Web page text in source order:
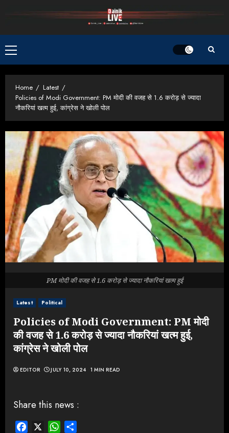
Primary
Menu
Home
Latest
Policies of Modi Government: PM मोदी की वजह से 1.6 करोड़ से ज्यादा
नौकरियां खत्म हुई, कांग्रेस ने खोली पोल
Latest Political
Policies of Modi Government: PM मोदी
की वजह से 1.6 करोड़ से ज्यादा नौकरियां खत्म हुई,
कांग्रेस ने खोली पोल
EDITOR JULY 10, 2024 1 MIN READ
PM मोदी की वजह से 1.6 करोड़ से ज्यादा नौकरियां खत्म हुई
Share this news :
Facebook WhatsApp